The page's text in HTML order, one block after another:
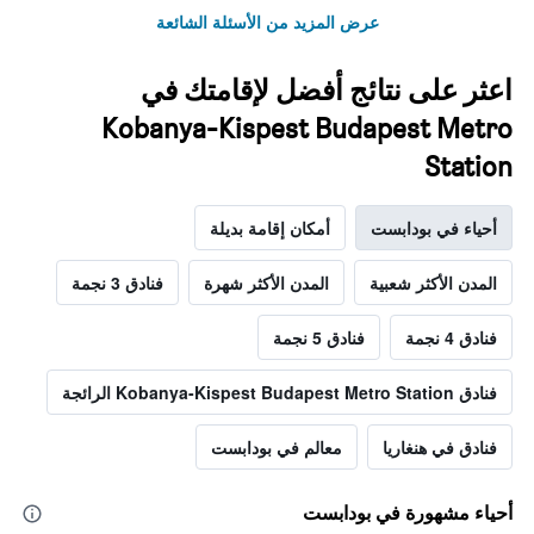
عرض المزيد من الأسئلة الشائعة
اعثر على نتائج أفضل لإقامتك في
Kobanya-Kispest Budapest Metro
Station
أحياء في بودابست أمكان إقامة بديلة
المدن الأكثر شعبية المدن الأكثر شهرة فنادق 3 نجمة
فنادق 4 نجمة فنادق 5 نجمة
فنادق Kobanya-Kispest Budapest Metro Station الرائجة
فنادق في هنغاريا معالم في بودابست
أحياء مشهورة في بودابست